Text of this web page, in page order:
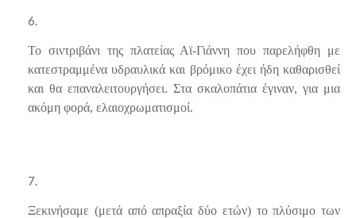
Το σιντριβάνι της πλατείας Αϊ-Γιάννη που παρελήφθη με
κατεστραμμένα υδραυλικά και βρόμικο έχει ήδη καθαρισθεί
και θα επαναλειτουργήσει. Στα σκαλοπάτια έγιναν, για μια
ακόμη φορά, ελαιοχρωματισμοί.
Ξεκινήσαμε (μετά από απραξία δύο ετών) το πλύσιμο των